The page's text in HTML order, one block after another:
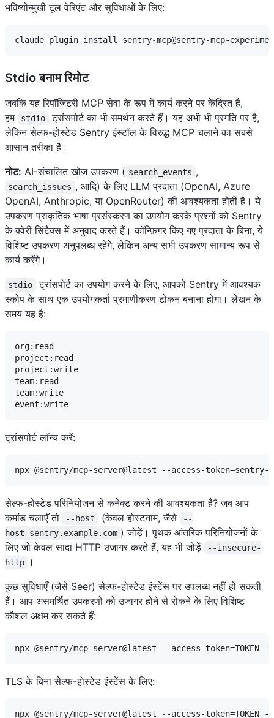
भविष्योन्मुखी टूल वेरिएंट और सुविधाओं के लिए:
Stdio बनाम रिमोट
जबकि यह रिपॉजिटरी MCP सेवा के रूप में कार्य करने पर केंद्रित है,
हम
stdio
ट्रांसपोर्ट का भी समर्थन करते हैं। यह अभी भी प्रगति पर है,
लेकिन सेल्फ-होस्टेड Sentry इंस्टॉल के विरुद्ध MCP चलाने का सबसे
आसान तरीका है।
नोट: AI-संचालित खोज उपकरण ( search_events ,
search_issues , आदि) के लिए LLM प्रदाता (OpenAI, Azure
OpenAI, Anthropic, या OpenRouter) की आवश्यकता होती है। ये
उपकरण प्राकृतिक भाषा प्रसंस्करण का उपयोग करके प्रश्नों को Sentry
के क्वेरी सिंटैक्स में अनुवाद करते हैं। कॉन्फ़िगर किए गए प्रदाता के बिना, ये
विशिष्ट उपकरण अनुपलब्ध रहेंगे, लेकिन अन्य सभी उपकरण सामान्य रूप से
कार्य करेंगे।
stdio
ट्रांसपोर्ट का उपयोग करने के लिए, आपको Sentry में आवश्यक
स्कोप के साथ एक उपयोगकर्ता प्रमाणीकरण टोकन बनाना होगा। लेखन के
समय यह है:
org:read
project:read
project:write
team:read
team:write
ट्रांसपोर्ट लॉन्च करें:
सेल्फ-होस्टेड परिनियोजन से कनेक्ट करने की आवश्यकता है? जब आप
कमांड चलाएँ तो
--host (केवल होस्टनाम, जैसे
--
host=sentry.example.com ) जोड़ें। पृथक आंतरिक परिनियोजनों के
लिए जो केवल सादा HTTP उजागर करते हैं, यह भी जोड़ें
--insecure-
http
।
कुछ सुविधाएँ (जैसे Seer) सेल्फ-होस्टेड इंस्टेंस पर उपलब्ध नहीं हो सकती
हैं। आप असमर्थित उपकरणों को उजागर होने से रोकने के लिए विशिष्ट
कौशल अक्षम कर सकते हैं:
TLS के बिना सेल्फ-होस्टेड इंस्टेंस के लिए: